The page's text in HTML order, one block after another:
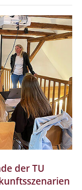
der TU